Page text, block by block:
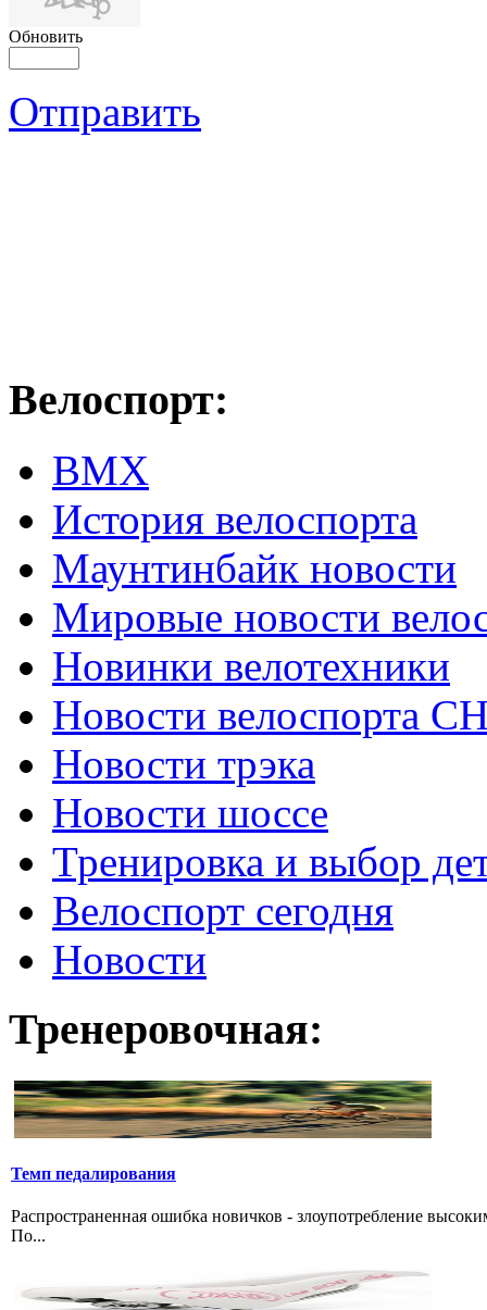
Обновить
Отправить
Велоспорт:
ВМХ
История велоспорта
Маунтинбайк новости
Мировые новости
Новинки велотехники
Новости велоспорта
Новости трэка
Новости шоссе
Тренировка и выбор
Велоспорт сегодня
Новости
Тренеровочная:
Темп педалирования
Распространенная ошибка новичков - злоупотребление
По...